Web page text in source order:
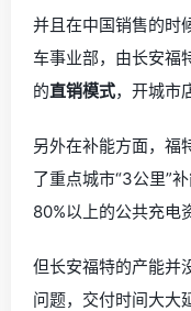
并且在中国销售的时
车事业部，由长安福
的直销模式，开城市
另外在补能方面，福
了重点城市“3公里”
80%以上的公共充电
但长安福特的产能并
问题，交付时间大大